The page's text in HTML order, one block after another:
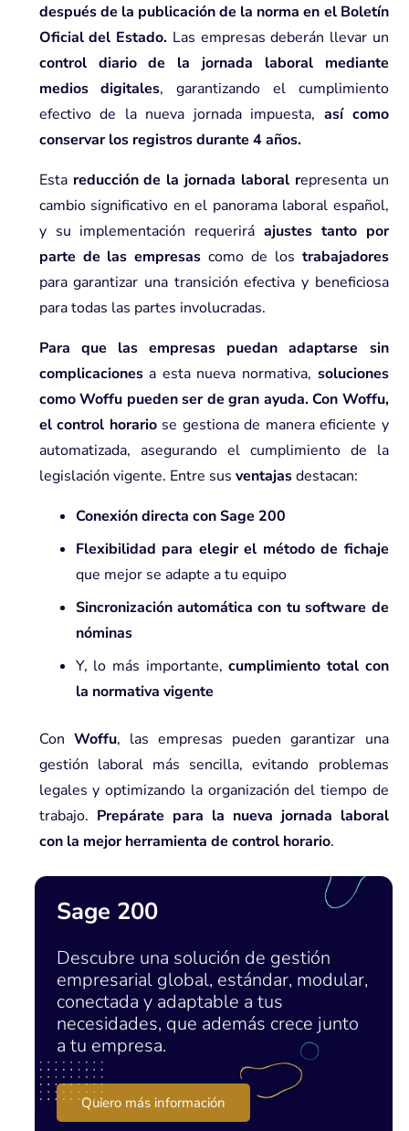
después de la publicación de la norma en el Boletín
Oficial del Estado. Las empresas deberán llevar un
control diario de la jornada laboral mediante
medios digitales, garantizando el cumplimiento
efectivo de la nueva jornada impuesta,así como
conservar los registros durante 4 años.
Estareducción de la jornada laboral representa un
cambio significativo en el panorama laboral español,
y su implementación requerirá ajustes tanto por
parte de las empresas como de los trabajadores
para garantizar una transición efectiva y beneficiosa
para todas las partes involucradas.
Para que las empresas puedan adaptarse sin
complicacionesa esta nueva normativa, soluciones
como Woffu pueden ser de gran ayuda. Con Woffu,
el control horario se gestiona de manera eficiente y
automatizada, asegurando el cumplimiento de la
legislación vigente. Entre sus ventajasdestacan:
Conexión directa con Sage 200
Flexibilidad para elegir el método de fichaje
que mejor se adapte a tu equipo
Sincronización automática con tu software de
nóminas
Y, lo más importante,cumplimiento total con
la normativa vigente
Con Woffu, las empresas pueden garantizar una
gestión laboral más sencilla, evitando problemas
legales y optimizando la organización del tiempo de
trabajo. Prepárate para la nueva jornada laboral
con la mejor herramienta de control horario.
Sage 200
Descubre una solución de gestión
empresarial global, estándar, modular,
conectada y adaptable a tus
necesidades, que además crece junto
a tu empresa.
Quiero más información